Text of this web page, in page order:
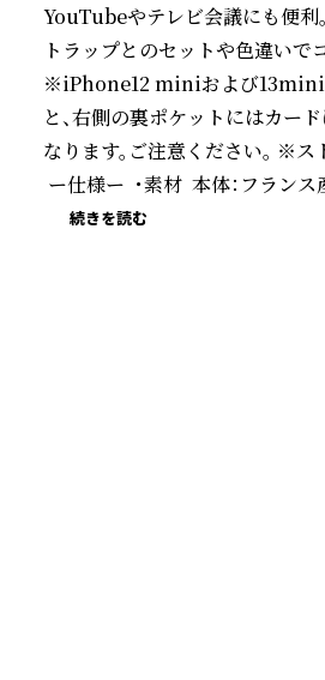
YouTubeやテレビ会議にも便利
トラップとのセットや色違いで
※iPhone12 miniおよび13mini
と、右側の裏ポケットにはカー
なります。ご注意ください。 ※ス
ー仕様ー  ・素材  本体：フラン
続きを読む